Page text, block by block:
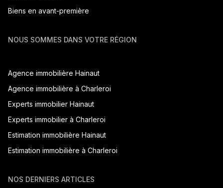
Biens en avant-première
NOUS SOMMES DANS VOTRE RÉGION
Agence immobilière Hainaut
Agence immobilière à Charleroi
Experts immobilier Hainaut
Experts immobilier à Charleroi
Estimation immobilière Hainaut
Estimation immobilière à Charleroi
NOS DERNIERS ARTICLES